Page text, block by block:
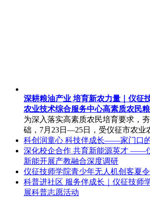
深耕粮油产业 培育新农力量｜仪征
农业技术综合服务中心高素质农民
为深入落实高素质农民培育要求，
础，7月23日—25日，受仪征市农业
科创润童心 科技伴成长——家门口
深化校企合作 共育新能源英才 ——
新能开展产教融合深度调研
仪征技师学院青少年无人机创客夏
科普进社区 服务伴成长｜仪征技师
展科普志愿活动